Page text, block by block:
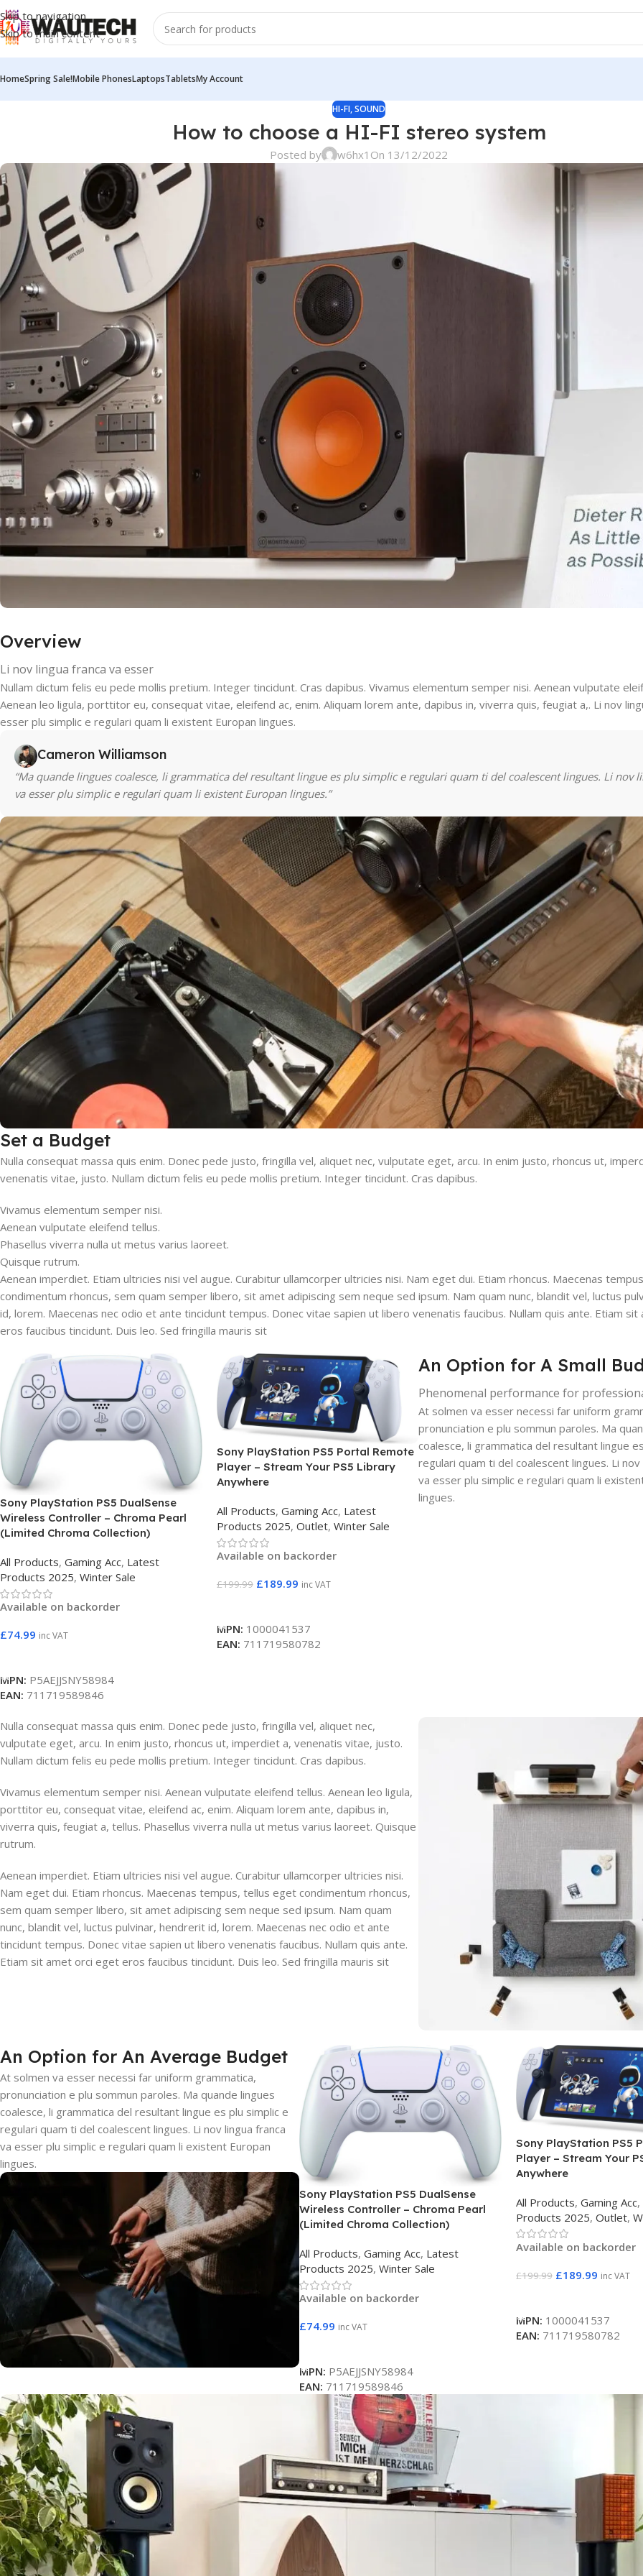
Skip to navigation
Skip to main content
HomeSpring Sale!Mobile PhonesLaptopsTabletsMy Account
HI-FI,SOUND
How to choose a HI-FI stereo system
Posted by w6hx1 On 13/12/2022
Overview
Li nov lingua franca va esser
Nullam dictum felis eu pede mollis pretium. Integer tincidunt. Cras dapibus. Vivamus elementum semper nisi. Aenean vulputate
Aenean leo ligula, porttitor eu, consequat vitae, eleifend ac, enim. Aliquam lorem ante, dapibus in, viverra quis, feugiat a,. Li nov
esser plu simplic e regulari quam li existent Europan lingues.
Cameron Williamson
“Ma quande lingues coalesce, li grammatica del resultant lingue es plu simplic e regulari quam ti del coalescent lingues. Li nov
va esser plu simplic e regulari quam li existent Europan lingues.”
Set a Budget
Nulla consequat massa quis enim. Donec pede justo, fringilla vel, aliquet nec, vulputate eget, arcu. In enim justo, rhoncus ut,
venenatis vitae, justo. Nullam dictum felis eu pede mollis pretium. Integer tincidunt. Cras dapibus.
Vivamus elementum semper nisi.
Aenean vulputate eleifend tellus.
Phasellus viverra nulla ut metus varius laoreet.
Quisque rutrum.
Aenean imperdiet. Etiam ultricies nisi vel augue. Curabitur ullamcorper ultricies nisi. Nam eget dui. Etiam rhoncus. Maecenas
condimentum rhoncus, sem quam semper libero, sit amet adipiscing sem neque sed ipsum. Nam quam nunc, blandit vel, luctus
id, lorem. Maecenas nec odio et ante tincidunt tempus. Donec vitae sapien ut libero venenatis faucibus. Nullam quis ante. Etiam
eros faucibus tincidunt. Duis leo. Sed fringilla mauris sit
Sony PlayStation PS5 DualSense
Wireless Controller – Chroma Pearl
(Limited Chroma Collection)
All Products, Gaming Acc, Latest
Products 2025, Winter Sale
Available on backorder
£74.99 inc VAT
MPN: P5AEJJSNY58984
EAN: 711719589846
Sony PlayStation PS5 Portal Remote
Player – Stream Your PS5 Library
Anywhere
All Products, Gaming Acc, Latest
Products 2025, Outlet, Winter Sale
Available on backorder
£199.99 £189.99 inc VAT
MPN: 1000041537
EAN: 711719580782
An Option for A Small
Phenomenal performance for
At solmen va esser necessi far uniform
pronunciation e plu sommun paroles. Ma
coalesce, li grammatica del resultant lingue
regulari quam ti del coalescent lingues. Li nov
va esser plu simplic e regulari quam li
lingues.
Nulla consequat massa quis enim. Donec pede justo, fringilla vel, aliquet nec,
vulputate eget, arcu. In enim justo, rhoncus ut, imperdiet a, venenatis vitae, justo.
Nullam dictum felis eu pede mollis pretium. Integer tincidunt. Cras dapibus.
Vivamus elementum semper nisi. Aenean vulputate eleifend tellus. Aenean leo ligula,
porttitor eu, consequat vitae, eleifend ac, enim. Aliquam lorem ante, dapibus in,
viverra quis, feugiat a, tellus. Phasellus viverra nulla ut metus varius laoreet. Quisque
rutrum.
Aenean imperdiet. Etiam ultricies nisi vel augue. Curabitur ullamcorper ultricies nisi.
Nam eget dui. Etiam rhoncus. Maecenas tempus, tellus eget condimentum rhoncus,
sem quam semper libero, sit amet adipiscing sem neque sed ipsum. Nam quam
nunc, blandit vel, luctus pulvinar, hendrerit id, lorem. Maecenas nec odio et ante
tincidunt tempus. Donec vitae sapien ut libero venenatis faucibus. Nullam quis ante.
Etiam sit amet orci eget eros faucibus tincidunt. Duis leo. Sed fringilla mauris sit
An Option for An Average Budget
At solmen va esser necessi far uniform grammatica,
pronunciation e plu sommun paroles. Ma quande lingues
coalesce, li grammatica del resultant lingue es plu simplic e
regulari quam ti del coalescent lingues. Li nov lingua franca
va esser plu simplic e regulari quam li existent Europan
lingues.
Sony PlayStation PS5 DualSense
Wireless Controller – Chroma Pearl
(Limited Chroma Collection)
All Products,Gaming Acc, Latest
Products 2025,Winter Sale
Available on backorder
£74.99 inc VAT
MPN: P5AEJJSNY58984
EAN: 711719589846
Sony PlayStation PS5
Player – Stream Your
Anywhere
All Products, Gaming Acc,
Products 2025, Outlet,
Available on backorder
£199.99 £189.99 inc VAT
MPN: 1000041537
EAN: 711719580782